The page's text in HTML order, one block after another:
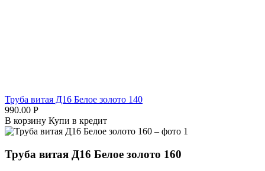
Труба витая Д16 Белое золото 140
990.00 Р
В корзину Купи в кредит
Труба витая Д16 Белое золото 160